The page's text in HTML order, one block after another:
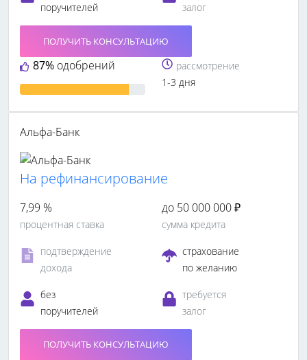
поручителей
залог
87% одобрений
ПОЛУЧИТЬ КОНСУЛЬТАЦИЮ
рассмотрение
1-3 дня
Альфа-Банк
На рефинансирование
7,99 %
процентная ставка
до 50 000 000 ₽
сумма кредита
подтверждение
дохода
страхование
по желанию
без
поручителей
требуется
залог
ПОЛУЧИТЬ КОНСУЛЬТАЦИЮ